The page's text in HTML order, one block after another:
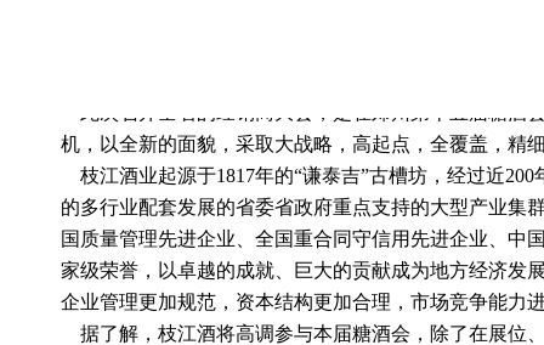
机，以全新的面貌，采取大战略，高起点，全覆盖，精
枝江酒业起源于1817年的“谦泰吉”古槽坊，经过近
的多行业配套发展的省委省政府重点支持的大型产业集
国质量管理先进企业、全国重合同守信用先进企业、中
家级荣誉，以卓越的成就、巨大的贡献成为地方经济发
企业管理更加规范，资本结构更加合理，市场竞争能力
据了解，枝江酒将高调参与本届糖酒会，除了在展位